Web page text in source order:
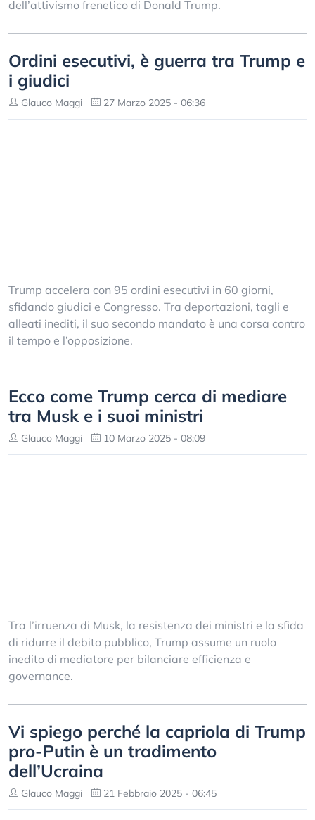
dell’attivismo frenetico di Donald Trump.
Ordini esecutivi, è guerra tra Trump e
i giudici
Glauco Maggi 27 Marzo 2025 - 06:36
Trump accelera con 95 ordini esecutivi in 60 giorni,
sfidando giudici e Congresso. Tra deportazioni, tagli e
alleati inediti, il suo secondo mandato è una corsa contro
il tempo e l’opposizione.
Ecco come Trump cerca di mediare
tra Musk e i suoi ministri
Glauco Maggi 10 Marzo 2025 - 08:09
Tra l’irruenza di Musk, la resistenza dei ministri e la sfida
di ridurre il debito pubblico, Trump assume un ruolo
inedito di mediatore per bilanciare efficienza e
governance.
Vi spiego perché la capriola di Trump
pro-Putin è un tradimento
dell’Ucraina
Glauco Maggi 21 Febbraio 2025 - 06:45